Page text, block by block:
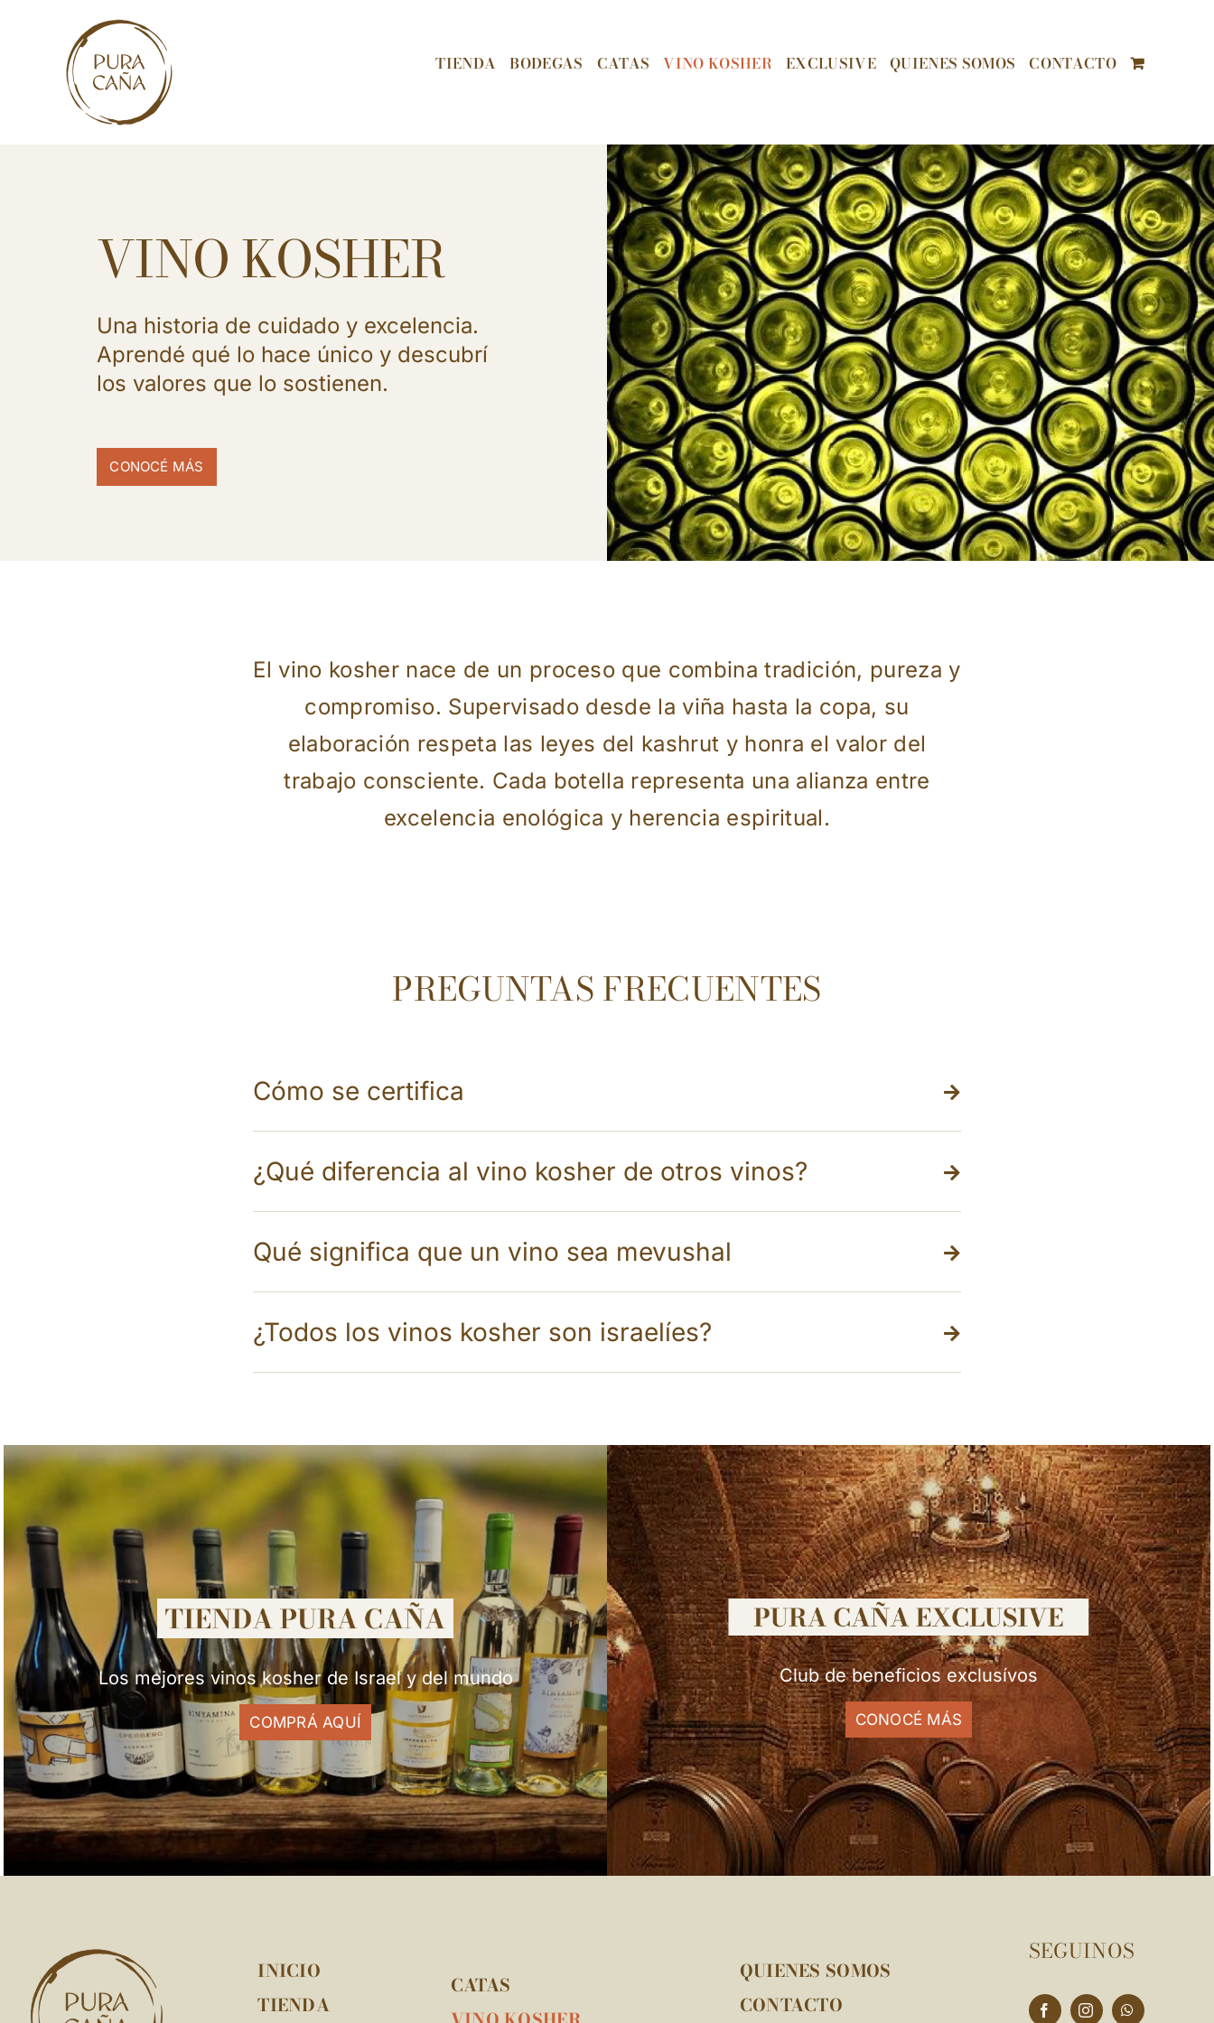
content
TIENDA BODEGAS CATAS VINO KOSHER EXCLUSIVE QUIENES SOMOS CONTACTO
VINO KOSHER
Una historia de cuidado y excelencia.
Aprendé qué lo hace único y descubrí
los valores que lo sostienen.
CONOCÉ MÁS
El vino kosher nace de un proceso que combina tradición, pureza y
compromiso. Supervisado desde la viña hasta la copa, su
elaboración respeta las leyes del kashrut y honra el valor del
trabajo consciente. Cada botella representa una alianza entre
excelencia enológica y herencia espiritual.
PREGUNTAS FRECUENTES
Cómo se certifica
¿Qué diferencia al vino kosher de otros vinos?
Qué significa que un vino sea mevushal
¿Todos los vinos kosher son israelíes?
Los mejores vinos kosher de Israel y del mundo
COMPRÁ AQUÍ
Club de beneficios exclusívos
CONOCÉ MÁS
INICIO
TIENDA
CATAS
QUIENES SOMOS
CONTACTO
SEGUINOS